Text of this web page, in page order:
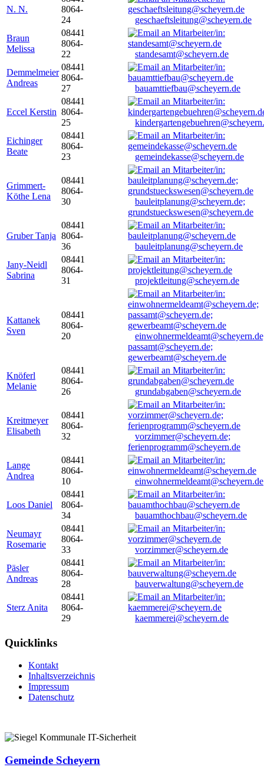
N. N.
8064-
24
geschaeftsleitung@scheyern.de
Braun
Melissa
08441
8064-
22
standesamt@scheyern.de
Demmelmeier
Andreas
08441
8064-
27
bauamttiefbau@scheyern.de
Eccel Kerstin
08441
8064-
25
Eichinger
Beate
08441
8064-
23
gemeindekasse@scheyern.de
Grimmert-
Köthe Lena
08441
8064-
30
bauleitplanung@scheyern.de;
grundstueckswesen@scheyern.de
Gruber Tanja
08441
8064-
36
bauleitplanung@scheyern.de
Jany-Neidl
Sabrina
08441
8064-
31
projektleitung@scheyern.de
Kattanek
Sven
08441
8064-
20
passamt@scheyern.de;
gewerbeamt@scheyern.de
Knöferl
Melanie
08441
8064-
26
grundabgaben@scheyern.de
Kreitmeyer
Elisabeth
08441
8064-
32
vorzimmer@scheyern.de;
ferienprogramm@scheyern.de
Lange
Andrea
08441
8064-
10
einwohnermeldeamt@scheyern.de
Loos Daniel
08441
8064-
34
bauamthochbau@scheyern.de
Neumayr
Rosemarie
08441
8064-
33
vorzimmer@scheyern.de
Päsler
Andreas
08441
8064-
28
bauverwaltung@scheyern.de
Sterz Anita
08441
8064-
29
kaemmerei@scheyern.de
Quicklinks
Kontakt
Inhaltsverzeichnis
Impressum
Datenschutz
Gemeinde Scheyern